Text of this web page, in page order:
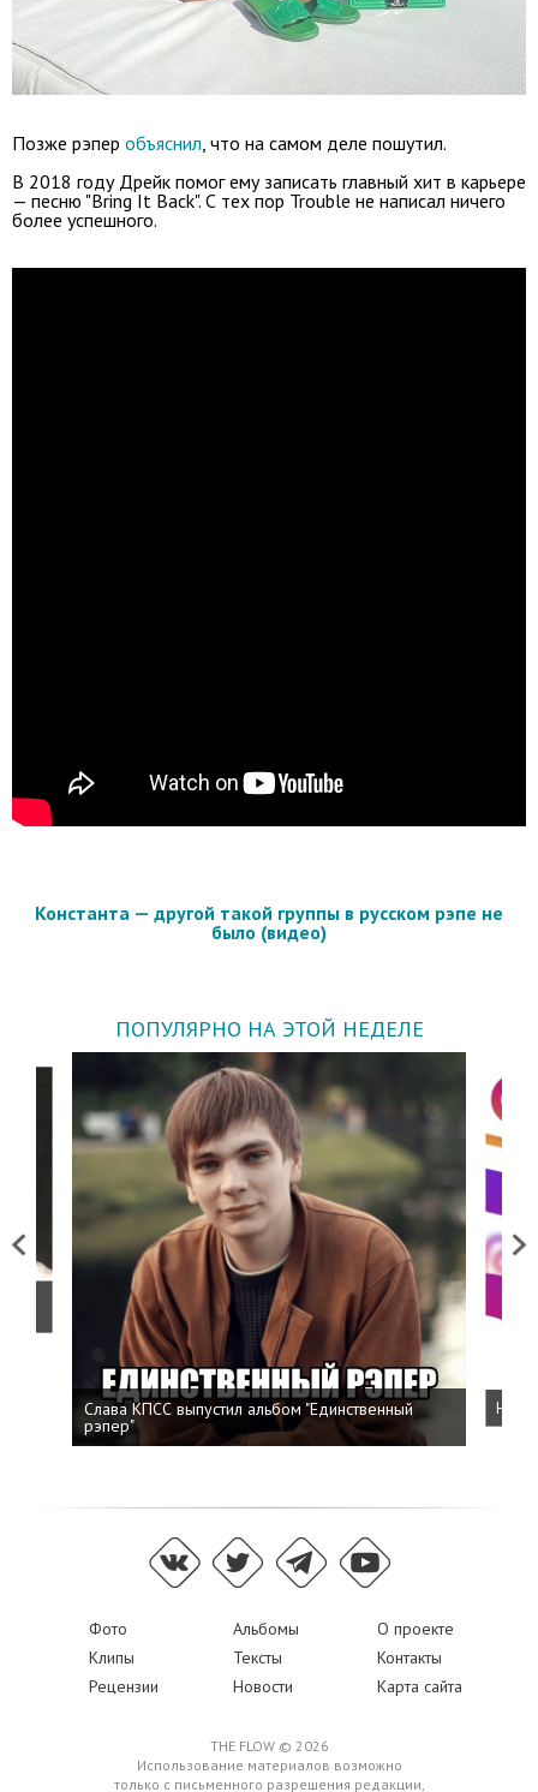
Позже рэпер объяснил, что на самом деле пошутил.
В 2018 году Дрейк помог ему записать главный хит в карьере
— песню "Bring It Back". С тех пор Trouble не написал ничего
более успешного.
Константа — другой такой группы в русском рэпе не
было (видео)
ПОПУЛЯРНО НА ЭТОЙ НЕДЕЛЕ
Previous
Слава КПСС выпустил альбом "Единственный
рэпер"
Next
Фото Альбомы
О проекте
Клипы
Тексты
Контакты
Рецензии
Новости Карта сайта
THE FLOW © 2026
Использование материалов возможно
только с письменного разрешения редакции,